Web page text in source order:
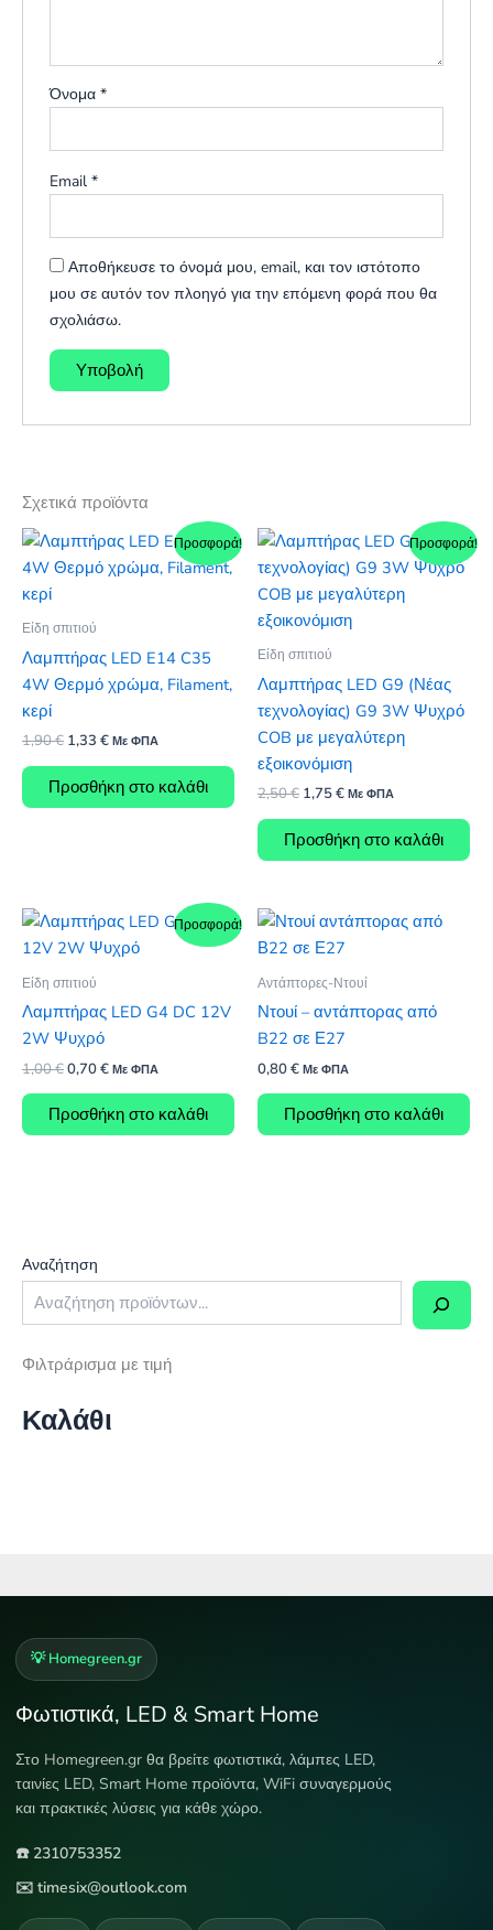
Όνομα*
Email*
Αποθήκευσε το όνομά μου, email, και τον ιστότοπο
μου σε αυτόν τον πλοηγό για την επόμενη φορά που θα
σχολιάσω.
Σχετικά προϊόντα
Προσφορά!
Είδη σπιτιού
Λαμπτήρας LED E14 C35
4W Θερμό χρώμα, Filament,
κερί
1,90€ Original
was:
1,90 €.
1,33 €Η
είναι:
1,33 €.
Με ΦΠΑ
Προσθήκη στο καλάθι
Προσφορά!
Είδη σπιτιού
Λαμπτήρας LED G9 (Νέας
τεχνολογίας) G9 3W Ψυχρό
COB με μεγαλύτερη
εξοικονόμιση
2,50€ Original
was:
2,50 €.
1,75€Η
είναι:
1,75 €.
Με ΦΠΑ
Προσθήκη στο καλάθι
Προσφορά!
Είδη σπιτιού
Λαμπτήρας LED G4 DC 12V
2W Ψυχρό
1,00€Original
was:
1,00 €.
0,70€Η
είναι:
Με ΦΠΑ
Προσθήκη στο καλάθι
Αντάπτορες-Ντουί
Ντουί – αντάπτορας από
B22 σε Ε27
0,80€ Με ΦΠΑ
Προσθήκη στο καλάθι
Αναζήτηση
Φιλτράρισμα με τιμή
Καλάθι
💡 Homegreen.gr
Φωτιστικά, LED & Smart Home
Στο Homegreen.gr θα βρείτε φωτιστικά, λάμπες LED,
ταινίες LED, Smart Home προϊόντα, WiFi συναγερμούς
και πρακτικές λύσεις για κάθε χώρο.
☎️ 2310753352
✉️ timesix@outlook.com